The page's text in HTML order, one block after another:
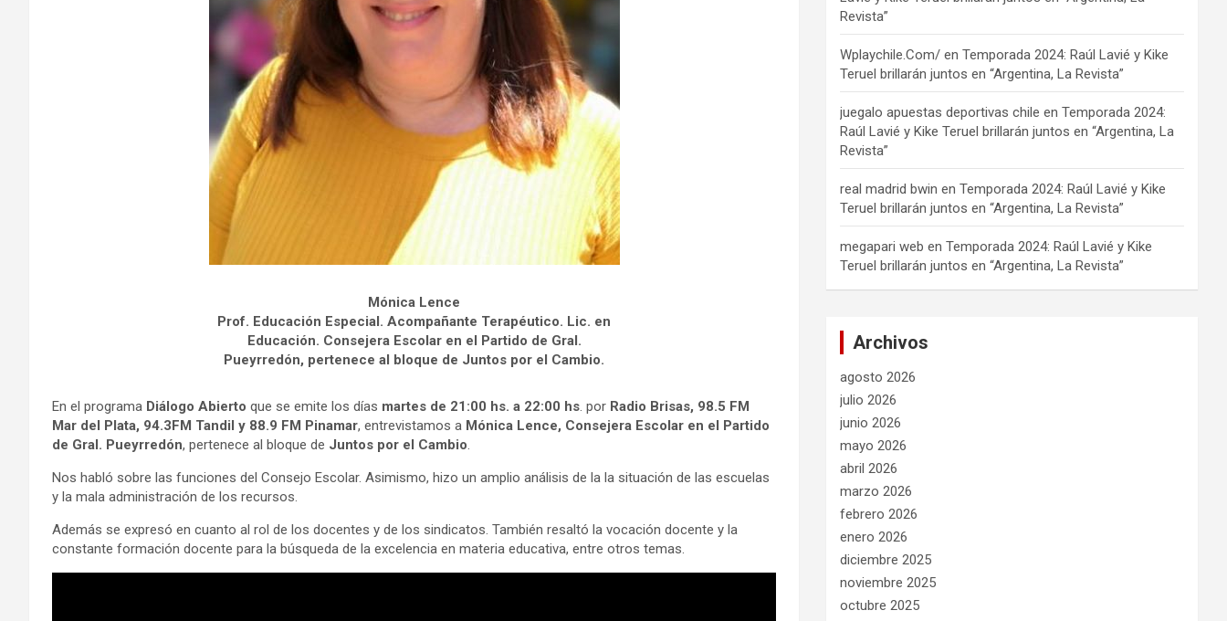
Mónica Lence
Prof. Educación Especial. Acompañante Terapéutico. Lic. en
Educación. Consejera Escolar en el Partido de Gral.
Pueyrredón, pertenece al bloque de Juntos por el Cambio.
En el programa Diálogo Abierto que se emite los días martes de 21:00 hs. a 22:00 hs. por Radio Brisas, 98.5 FM
Mar del Plata, 94.3FM Tandil y 88.9 FM Pinamar, entrevistamos a Mónica Lence, Consejera Escolar en el Partido
de Gral. Pueyrredón, pertenece al bloque de Juntos por el Cambio.
Nos habló sobre las funciones del Consejo Escolar. Asimismo, hizo un amplio análisis de la la situación de las escuelas
y la mala administración de los recursos.
Además se expresó en cuanto al rol de los docentes y de los sindicatos. También resaltó la vocación docente y la
constante formación docente para la búsqueda de la excelencia en materia educativa, entre otros temas.
Revista”
Wplaychile.Com/ enTemporada 2024: Raúl Lavié y Kike
Teruel brillarán juntos en “Argentina, La Revista”
juegalo apuestas deportivas chile enTemporada 2024:
Raúl Lavié y Kike Teruel brillarán juntos en “Argentina, La
Revista”
real madrid bwin enTemporada 2024: Raúl Lavié y Kike
Teruel brillarán juntos en “Argentina, La Revista”
megapari web enTemporada 2024: Raúl Lavié y Kike
Teruel brillarán juntos en “Argentina, La Revista”
Archivos
agosto 2026
julio 2026
junio 2026
mayo 2026
abril 2026
marzo 2026
febrero 2026
enero 2026
diciembre 2025
noviembre 2025
octubre 2025